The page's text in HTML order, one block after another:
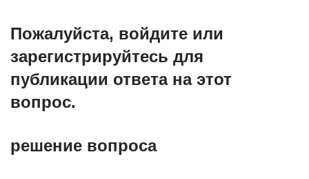
Пожалуйста, войдите или
зарегистрируйтесь для
публикации ответа на этот
вопрос.
решение вопроса